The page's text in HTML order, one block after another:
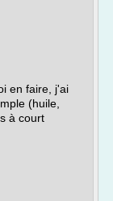
en faire, j'ai
(huile,
à court